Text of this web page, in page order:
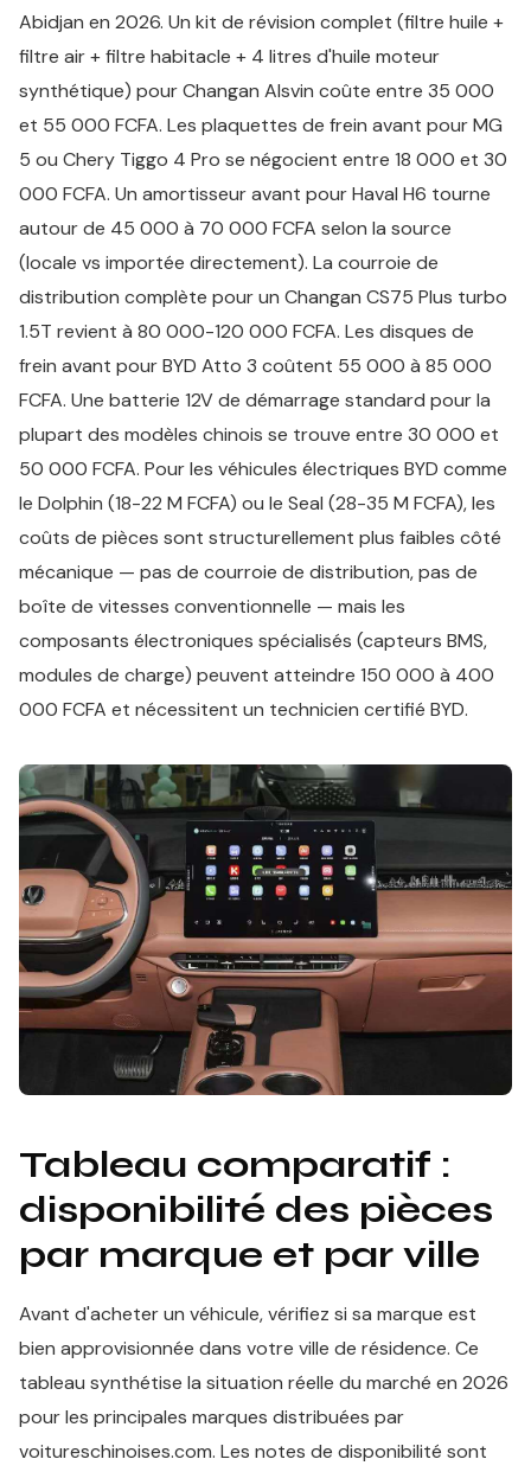
Abidjan en 2026. Un kit de révision complet (filtre huile +
filtre air + filtre habitacle + 4 litres d'huile moteur
synthétique) pour Changan Alsvin coûte entre 35 000
et 55 000 FCFA. Les plaquettes de frein avant pour MG
5 ou Chery Tiggo 4 Pro se négocient entre 18 000 et 30
000 FCFA. Un amortisseur avant pour Haval H6 tourne
autour de 45 000 à 70 000 FCFA selon la source
(locale vs importée directement). La courroie de
distribution complète pour un Changan CS75 Plus turbo
1.5T revient à 80 000-120 000 FCFA. Les disques de
frein avant pour BYD Atto 3 coûtent 55 000 à 85 000
FCFA. Une batterie 12V de démarrage standard pour la
plupart des modèles chinois se trouve entre 30 000 et
50 000 FCFA. Pour les véhicules électriques BYD comme
le Dolphin (18-22 M FCFA) ou le Seal (28-35 M FCFA), les
coûts de pièces sont structurellement plus faibles côté
mécanique — pas de courroie de distribution, pas de
boîte de vitesses conventionnelle — mais les
composants électroniques spécialisés (capteurs BMS,
modules de charge) peuvent atteindre 150 000 à 400
000 FCFA et nécessitent un technicien certifié BYD.
Tableau comparatif :
disponibilité des pièces
par marque et par ville
Avant d'acheter un véhicule, vérifiez si sa marque est
bien approvisionnée dans votre ville de résidence. Ce
tableau synthétise la situation réelle du marché en 2026
pour les principales marques distribuées par
voitureschinoises.com. Les notes de disponibilité sont